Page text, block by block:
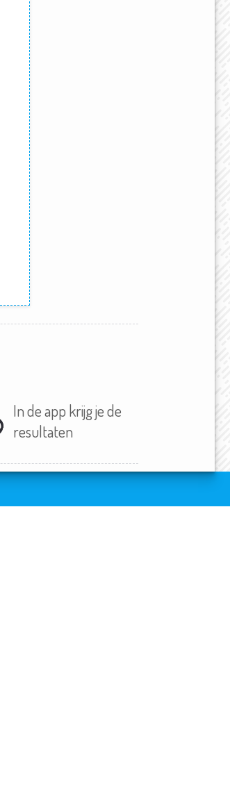
In de app krijg je de
resultaten